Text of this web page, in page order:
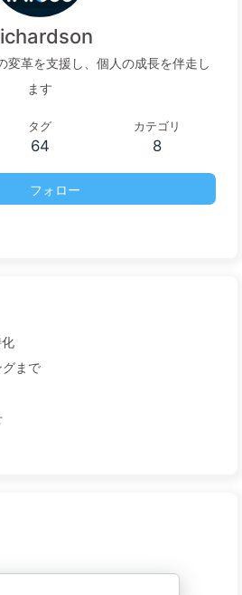
変革を支援し、個人の成長を伴走し
ます
タグ
64
カテゴリ
8
フォロー
まで